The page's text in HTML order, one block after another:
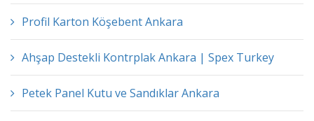
Profil Karton Köşebent Ankara
Ahşap Destekli Kontrplak Ankara | Spex Turkey
Petek Panel Kutu ve Sandıklar Ankara